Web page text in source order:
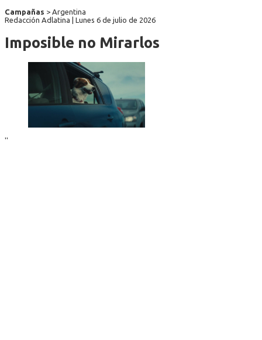
Campañas > Argentina
Redacción Adlatina | Lunes 6 de julio de 2026
Imposible no Mirarlos
''